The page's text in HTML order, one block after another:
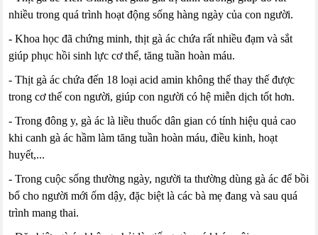
nhiều trong quá trình hoạt động sống hàng ngày của con người.
- Khoa học đã chứng minh, thịt gà ác chứa rất nhiều đạm và sắt
giúp phục hồi sinh lực cơ thể, tăng tuần hoàn máu.
- Thịt gà ác chứa đến 18 loại acid amin không thể thay thế được
trong cơ thể con người, giúp con người có hệ miễn dịch tốt hơn.
- Trong đông y, gà ác là liều thuốc dân gian có tính hiệu quả cao
khi canh gà ác hầm làm tăng tuần hoàn máu, điều kinh, hoạt
huyết,...
- Trong cuộc sống thường ngày, người ta thường dùng gà ác để bồi
bổ cho người mới ốm dậy, đặc biệt là các bà mẹ đang và sau quá
trình mang thai.